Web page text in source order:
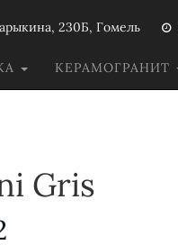
230Б, Гомель
КЕРАМОГРАНИТ
Gris